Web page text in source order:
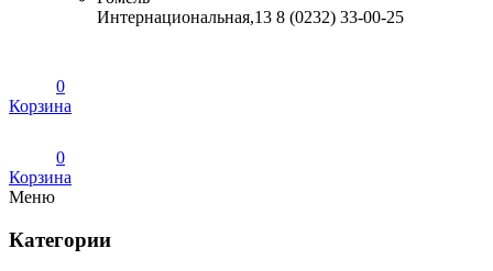
Интернациональная,13 8 (0232) 33-00-25
0
Корзина
0
Корзина
Меню
Категории